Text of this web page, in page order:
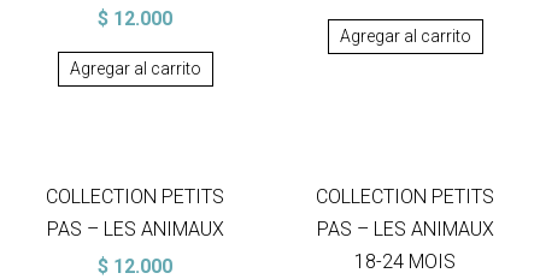
$ 12.000
Agregar al carrito
Agregar al carrito
COLLECTION PETITS
PAS – LES ANIMAUX
$ 12.000
COLLECTION PETITS
PAS – LES ANIMAUX
18-24 MOIS